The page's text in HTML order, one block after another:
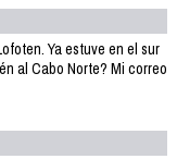
Ya estuve en el sur
al Cabo Norte? Mi correo